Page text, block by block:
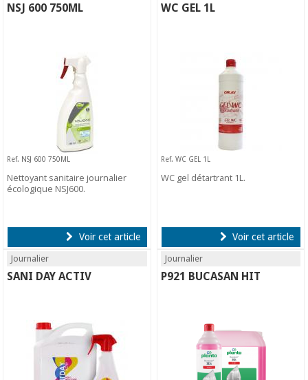
NSJ 600 750ML
Ref. NSJ 600 750ML
Nettoyant sanitaire journalier
écologique NSJ600.
Voir cet article
WC GEL 1L
Ref. WC GEL 1L
WC gel détartrant 1L.
Voir cet article
Journalier
SANI DAY ACTIV
Journalier
P921 BUCASAN HIT